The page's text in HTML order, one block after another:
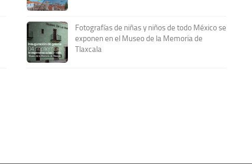
Fotografías de niñas y niños de todo México se
exponen en el Museo de la Memoria de
Tlaxcala